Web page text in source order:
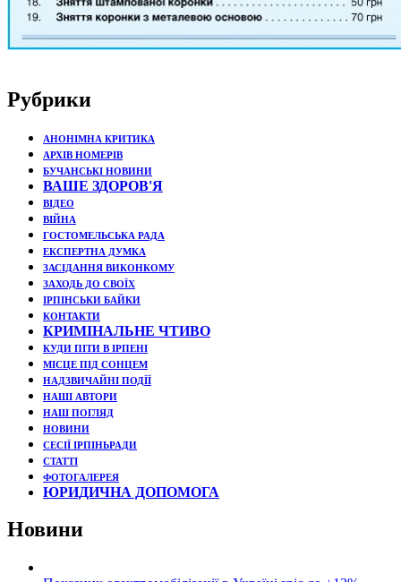
Рубрики
АНОНІМНА КРИТИКА
АРХІВ НОМЕРІВ
БУЧАНСЬКІ НОВИНИ
ВАШЕ ЗДОРОВ'Я
ВІДЕО
ВІЙНА
ГОСТОМЕЛЬСЬКА РАДА
ЕКСПЕРТНА ДУМКА
ЗАСІДАННЯ ВИКОНКОМУ
ЗАХОДЬ ДО СВОЇХ
ІРПІНСЬКИ БАЙКИ
КОНТАКТИ
КРИМІНАЛЬНЕ ЧТИВО
КУДИ ПІТИ В ІРПЕНІ
МІСЦЕ ПІД СОНЦЕМ
НАДЗВИЧАЙНІ ПОДЇЇ
НАШІ АВТОРИ
НАШ ПОГЛЯД
НОВИНИ
СЕСІЇ ІРПІНЬРАДИ
СТАТТІ
ФОТОГАЛЕРЕЯ
ЮРИДИЧНА ДОПОМОГА
Новини